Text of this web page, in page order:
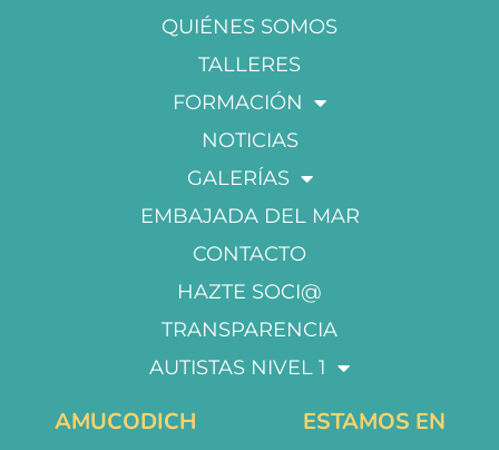
QUIÉNES SOMOS
TALLERES
FORMACIÓN
NOTICIAS
GALERÍAS
EMBAJADA DEL MAR
CONTACTO
HAZTE SOCI@
TRANSPARENCIA
AUTISTAS NIVEL 1
AMUCODICH ESTAMOS EN